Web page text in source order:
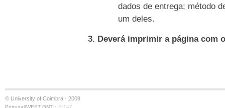
dados de entrega; método
um deles.
3. Deverá imprimir a página com
© University of Coimbra · 2009
·